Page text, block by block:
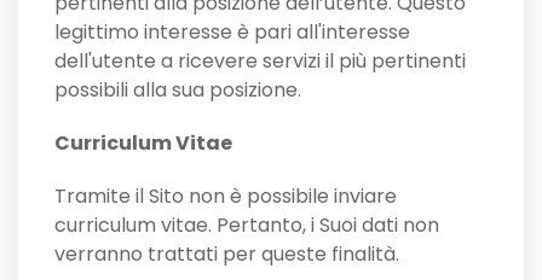
legittimo interesse è pari all'interesse
dell'utente a ricevere servizi il più pertinenti
possibili alla sua posizione.
Curriculum Vitae
Tramite il Sito non è possibile inviare
curriculum vitae. Pertanto, i Suoi dati non
verranno trattati per queste finalità.